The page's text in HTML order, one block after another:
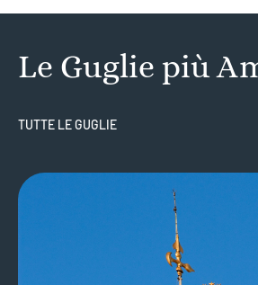
Le Guglie più
TUTTE LE GUGLIE